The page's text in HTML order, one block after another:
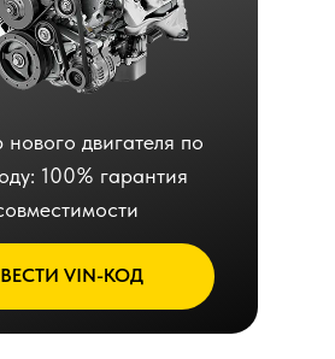
VIN-КОД
двигателя по
100% гарантия